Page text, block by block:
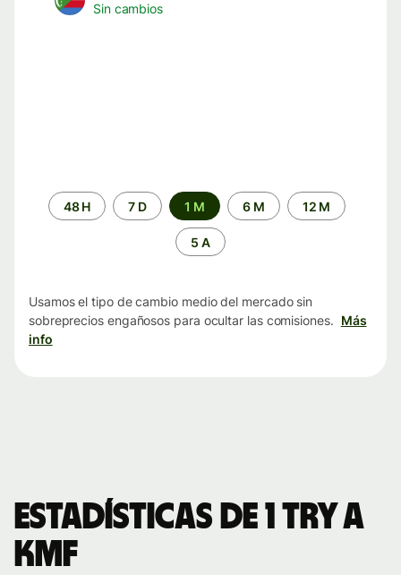
Sin cambios
Periodo48 H 7 D 1 M 6 M 12 M
5 A
Usamos el tipo de cambio medio del mercado sin
sobreprecios engañosos para ocultar las comisiones. Más
info
Estadísticas de 1 TRY a
KMF